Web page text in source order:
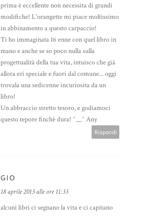
prima è eccellente non necessita di grandi
modifiche! L'orangette mi piace moltissimo
in abbinamento a questo carpaccio!
Ti ho immaginata 16 enne con quel libro in
mano e anche se so poco nulla sulla
progettualità della tua vita, intuisco che già
allora eri speciale e fuori dal comune... oggi
trovala una sedicenne incuriosita da un
libro!
Un abbraccio stretto tesoro, e godiamoci
questo tepore finchè dura! ^__^ Any
Rispondi
GIO
18 aprile 2013 alle ore 11:33
alcuni libri ci segnano la vita e ci capitano